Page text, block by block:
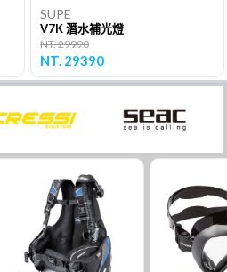
SUPE
V7K 潛水補光燈
NT. 29990
NT. 29390